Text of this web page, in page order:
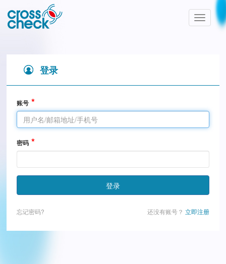
Toggle
登录
账号
密码
登录
忘记密码? 还没有账号？ 立即注册